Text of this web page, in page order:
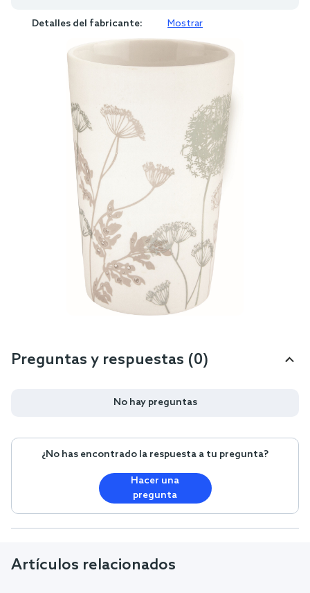
Detalles del fabricante: Mostrar
Preguntas y respuestas (0)
No hay preguntas
¿No has encontrado la respuesta a tu pregunta?
Hacer una
pregunta
Artículos relacionados